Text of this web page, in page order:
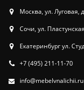
Москва, ул. Луговая,
Сочи, ул.
Екатеринбург ул.
+7 (495) 211-11-70
info@mebelvnalichii.ru